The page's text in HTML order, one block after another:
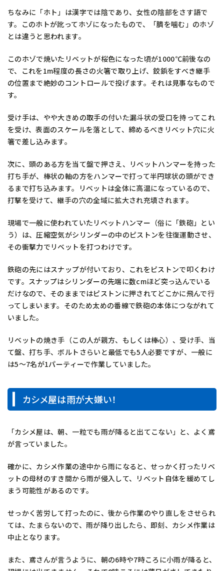
ちなみに「ホト」は漢字では陰であり、女性の陰部をさす語で
す。このホトが訛ってホゾになったもので、「臍を噛む」のホゾ
とは違うと思われます。
このホゾで焼いたリベットが桜色になった頃が1000℃前後なの
で、これを1m程度の長さの火箸で取り上げ、鉸鋲をすべき継手
の位置まで絶妙のコントロールで投げます。それは見事なもので
す。
受け手は、やや大きめの取手の付いた漏斗状の受口を持ってこれ
を受け、表面のスケールを落として、締めるべきリベット穴に火
箸で差し込みます。
次に、頭のある方を当て盤で押さえ、リベットハンマーを持った
打ち手が、棒状の軸の方をハンマーで打って半円球状の頭ができ
るまで打ち込みます。リベットは全体に高温になっているので、
打撃を受けて、継手の穴の全域に拡大され充填されます。
現場で一般に使われていたリベットハンマー（俗に「鉄砲」とい
う）は、圧縮空気がシリンダーの中のピストンを往復運動させ、
その衝撃力でリベットを打つわけです。
鉄砲の先にはスナップが付いており、これをピストンで叩くわけ
です。スナップはシリンダーの先端に数cmほど突っ込んでいる
だけなので、そのままではピストンに押されてどこかに飛んで行
ってしまいます。そのため太めの番線で鉄砲の本体につながれて
いました。
リベットの焼き手（この人が親方、もしくは棒心）、受け手、当
て盤、打ち手、ボルトさらいと最低でも5人必要ですが、一般に
は5～7名が1パーティーで作業していました。
カシメ屋は雨が大嫌い！
「カシメ屋は、朝、一粒でも雨が降ると出てこない」と、よく鳶
が言っていました。
確かに、カシメ作業の途中から雨になると、せっかく打ったリベ
ットの母材のすき間から雨が侵入して、リベット自体を緩めてし
まう可能性があるのです。
せっかく苦労して打ったのに、後から作業のやり直しをさせられ
ては、たまらないので、雨が降り出したら、即刻、カシメ作業は
中止となります。
また、鳶さんが言うように、朝の6時や7時ころに小雨が降ると、